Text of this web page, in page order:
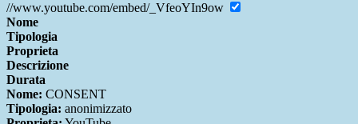
//www.youtube.com/embed/_VfeoYIn9ow
Nome
Tipologia
Proprieta
Descrizione
Durata
Nome: CONSENT
Tipologia: anonimizzato